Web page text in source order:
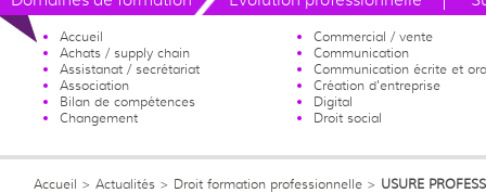
Accueil
Achats / supply chain
Assistanat / secrétariat
Association
Bilan de compétences
Changement
Commercial / vente
Communication
Communication écrite et
Création d'entreprise
Digital
Droit social
Accueil > Actualités > Droit formation professionnelle > USURE